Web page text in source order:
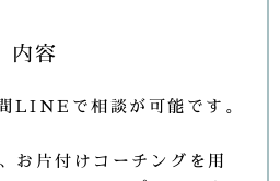
内容
LINEで相談が可能です。
お片付けコーチングを用